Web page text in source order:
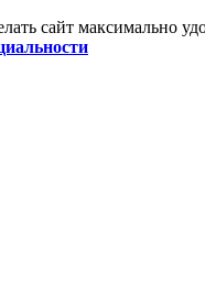
сайт максимально